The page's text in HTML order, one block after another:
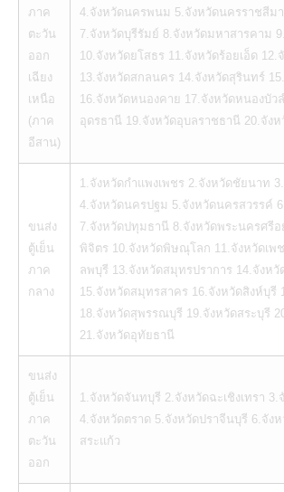
ภาค
ตะวัน
ออก
เฉียง
เหนือ
(ภาค
อีสาน)
4.จังหวัดนครพนม 5.จังหวัดนครราชสีม
7.จังหวัดบุรีรัมย์ 8.จังหวัดมหาสารคาม
10.จังหวัดยโสธร 11.จังหวัดร้อยเอ็ด 12.
13.จังหวัดสกลนคร 14.จังหวัดสุรินทร์
16.จังหวัดหนองคาย 17.จังหวัดหนองบัว
อุดรธานี 19.จังหวัดอุบลราชธานี 20.จัง
ขนส่ง
ตู้เย็น
ภาค
กลาง
1.จังหวัดกำแพงเพชร 2.จังหวัดชัยนาท
4.จังหวัดนครปฐม 5.จังหวัดนครสวรรค์
7.จังหวัดปทุมธานี 8.จังหวัดพระนครศรีอ
พิจิตร 10.จังหวัดพิษณุโลก 11.จังหวัดเพ
ลพบุรี 13.จังหวัดสมุทรปราการ 14.จังห
15.จังหวัดสมุทรสาคร 16.จังหวัดสิงห์บุรี
18.จังหวัดสุพรรณบุรี 19.จังหวัดสระบุรี
21.จังหวัดอุทัยธานี
ขนส่ง
ตู้เย็น
ภาค
ตะวัน
ออก
1.จังหวัดจันทบุรี 2.จังหวัดฉะเชิงเทรา 3.
4.จังหวัดตราด 5.จังหวัดปราจีนบุรี 6.จัง
สระแก้ว